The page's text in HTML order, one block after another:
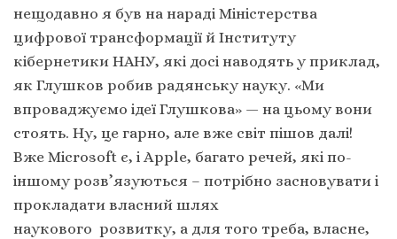
нещодавно я був на нараді Міністерства
цифрової трансформації й Інституту
кібернетики НАНУ, які досі наводять у приклад,
як Глушков робив радянську науку. «Ми
впроваджуємо ідеї Глушкова» — на цьому вони
стоять. Ну, це гарно, але вже світ пішов далі!
Вже Microsoft є, і Apple, багато речей, які по-
іншому розв’язуються – потрібно засновувати і
прокладати власний шлях
наукового розвитку, а для того треба, власне,